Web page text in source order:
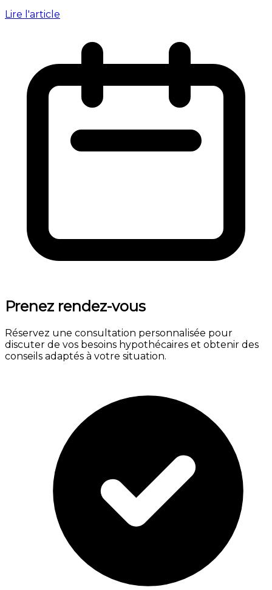
Lire l'article
Prenez rendez-vous
Réservez une consultation personnalisée pour
discuter de vos besoins hypothécaires et obtenir des
conseils adaptés à votre situation.